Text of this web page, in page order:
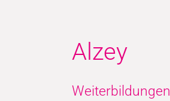
Alzey
Weiterbildungen